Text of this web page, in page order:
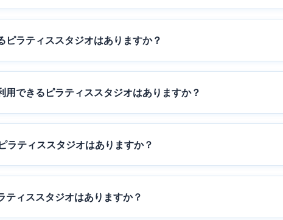
ピラティススタジオはありますか？
用できるピラティススタジオはありますか？
ラティススタジオはありますか？
ィススタジオはありますか？